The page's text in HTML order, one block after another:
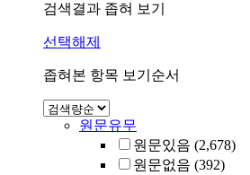
검색결과 좁혀 보기
선택해제
좁혀본 항목 보기순서
원문유무
원문있음 (2,678)
원문없음 (392)